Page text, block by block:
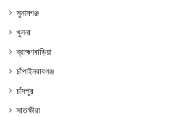
সুনামগঞ্জ
খুলনা
ব্রাহ্মণবাড়িয়া
চাঁপাইনবাবগঞ্জ
চাঁদপুর
সাতক্ষীরা